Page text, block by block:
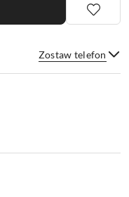
Zostaw telefon